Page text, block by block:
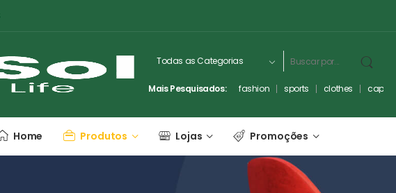
Mais Pesquisados: fashion sports clothes
Home Produtos Lojas Promoções